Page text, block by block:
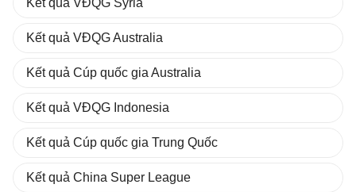
Kết quả VĐQG Syria
Kết quả VĐQG Australia
Kết quả Cúp quốc gia Australia
Kết quả VĐQG Indonesia
Kết quả Cúp quốc gia Trung Quốc
Kết quả China Super League